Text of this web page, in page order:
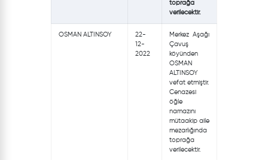
toprağa
verilecektir.
OSMAN ALTINSOY
22-
12-
2022
Merkez Aşağı
Çavuş
köyünden
OSMAN
ALTINSOY
vefat etmiştir.
Cenazesi
öğle
namazını
mütaakip aile
mezarlığında
toprağa
verilecektir.